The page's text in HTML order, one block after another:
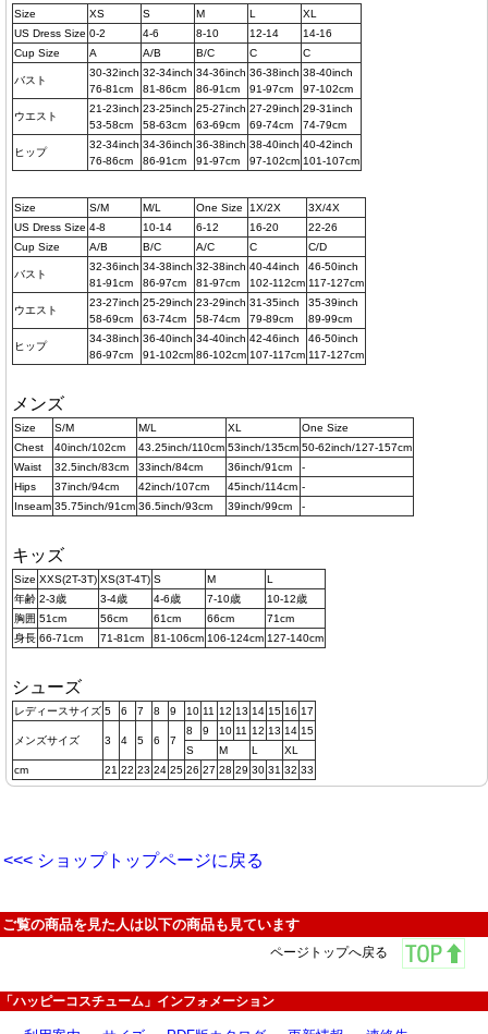
Size XS S M L
XL
US Dress Size 0-2 4-6 8-10 12-14
14-16
Cup Size
A A/B B/C C C
バスト
30-32inch
76-81cm
32-34inch
81-86cm
34-36inch
86-91cm
36-38inch
91-97cm
38-40inch
97-102cm
ウエスト
21-23inch
53-58cm
23-25inch
58-63cm
25-27inch
63-69cm
27-29inch
69-74cm
29-31inch
74-79cm
ヒップ
32-34inch
76-86cm
34-36inch
86-91cm
36-38inch
91-97cm
38-40inch
97-102cm
40-42inch
101-107cm
Size S/M M/L One Size 1X/2X
3X/4X
US Dress Size 4-8 10-14 6-12 16-20
22-26
Cup Size
A/B B/C A/C C C/D
バスト
32-36inch
81-91cm
34-38inch
86-97cm
32-38inch
81-97cm
40-44inch
102-112cm
46-50inch
117-127cm
ウエスト
23-27inch
58-69cm
25-29inch
63-74cm
23-29inch
58-74cm
31-35inch
79-89cm
35-39inch
89-99cm
ヒップ
34-38inch
86-97cm
36-40inch
91-102cm
34-40inch
86-102cm
42-46inch
107-117cm
46-50inch
117-127cm
メンズ
Size S/M M/L XL
One Size
Chest
40inch/102cm 43.25inch/110cm 53inch/135cm 50-62inch/127-157cm
Waist
32.5inch/83cm 33inch/84cm 36inch/91cm
-
Hips
37inch/94cm 42inch/107cm 45inch/114cm -
Inseam 35.75inch/91cm 36.5inch/93cm 39inch/99cm -
キッズ
Size XXS(2T-3T) XS(3T-4T) S M
L
年齢 2-3歳 3-4歳 4-6歳 7-10歳
10-12歳
胸囲 51cm 56cm 61cm 66cm
71cm
身長 66-71cm 71-81cm 81-106cm 106-124cm 127-140cm
シューズ
レディースサイズ 5 6 7 8 9 10 11 12 13 14 15 16 17
メンズサイズ 3 4 5 6 7
8 9 10 11 12 13 14 15
S
M L
XL
cm
21 22 23 24 25 26 27 28 29 30 31 32 33
<<< ショップトップページに戻る
ご覧の商品を見た人は以下の商品も見ています
ページトップへ戻る
「ハッピーコスチューム」インフォメーション